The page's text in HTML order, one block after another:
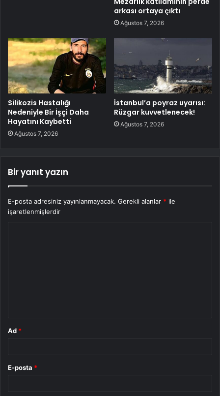
arkası ortaya çıktı
Ağustos 7, 2026
Silikozis Hastalığı
Nedeniyle Bir İşçi Daha
Hayatını Kaybetti
Ağustos 7, 2026
İstanbul’a poyraz uyarısı:
Rüzgar kuvvetlenecek!
Ağustos 7, 2026
Bir yanıt yazın
E-posta adresiniz yayınlanmayacak. Gerekli alanlar * ile
işaretlenmişlerdir
Ad *
E-posta *